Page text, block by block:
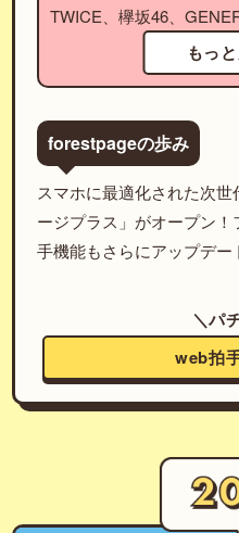
TWICE、欅坂46、
もっ
forestpageの歩み
スマホに最適化された次
ージプラス」がオープン
手機能もさらにアップデー
＼パ
web拍